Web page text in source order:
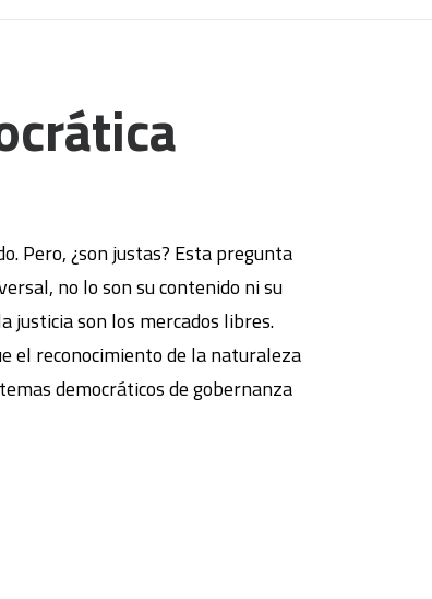
Pero, ¿son justas? Esta pregunta
no lo son su contenido ni su
justicia son los mercados libres.
el reconocimiento de la naturaleza
democráticos de gobernanza